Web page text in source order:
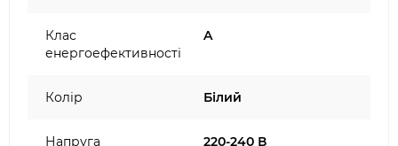
Клас
енергоефективності
A
Колір Білий
Напруга 220-240 В